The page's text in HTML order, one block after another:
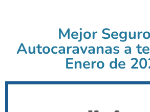
Mejor
Autocaravanas a
Enero de